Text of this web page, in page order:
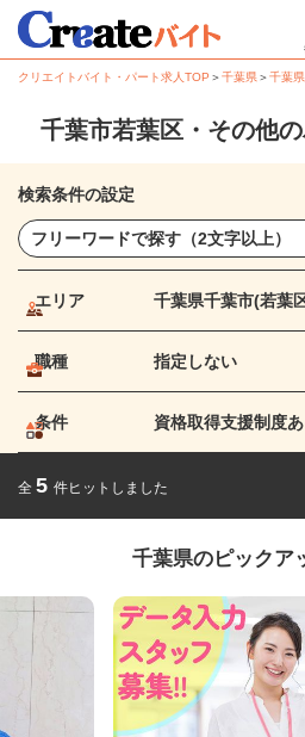
クリエイトバイト・パート求人TOP ＞千葉県＞千葉
千葉市若葉区・その他
検索条件の設定
エリア 千葉県千葉市(若葉
職種 指定しない
条件 資格取得支援制度あ
全 5 件ヒットしました
千葉県のピックア